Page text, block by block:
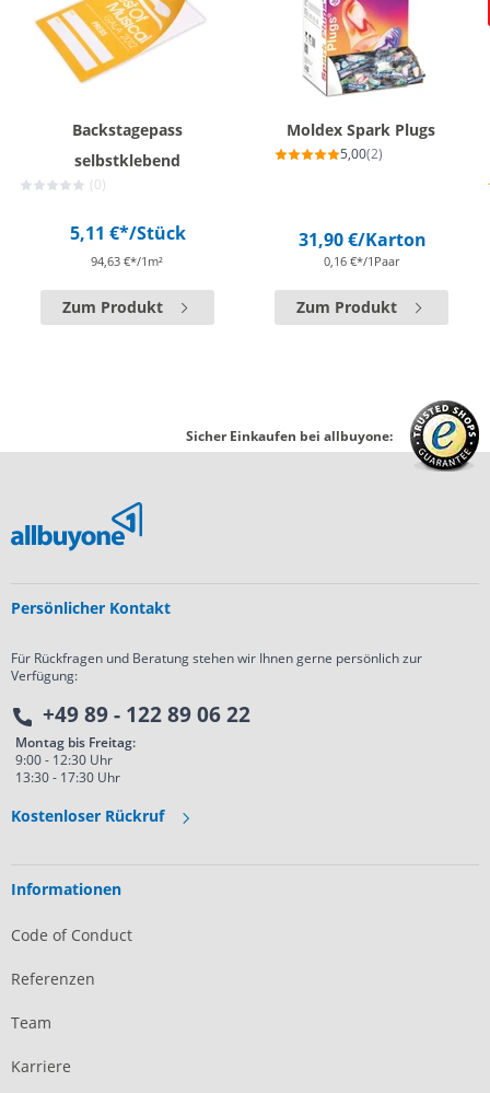
Backstagepass
selbstklebend
(0)
5,11 €*/Stück
94,63 €*/1m²
Zum Produkt
Moldex Spark Plugs
5,00(2)
31,90 €/Karton
0,16 €*/1Paar
Zum Produkt
Sicher Einkaufen bei allbuyone:
Persönlicher Kontakt
Für Rückfragen und Beratung stehen wir Ihnen gerne persönlich zur
Verfügung:
+49 89 - 122 89 06 22
Montag bis Freitag:
9:00 - 12:30 Uhr
13:30 - 17:30 Uhr
Kostenloser Rückruf
Informationen
Code of Conduct
Referenzen
Team
Karriere